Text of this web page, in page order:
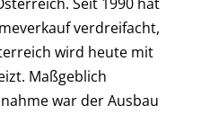
verdreifacht,
wird heute mit
Maßgeblich
war der Ausbau